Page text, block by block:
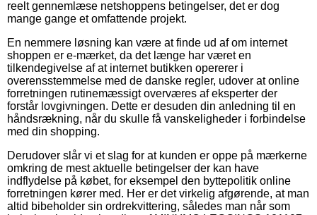
reelt gennemlæse netshoppens betingelser, det er dog
mange gange et omfattende projekt.
En nemmere løsning kan være at finde ud af om internet
shoppen er e-mærket, da det længe har været en
tilkendegivelse af at internet butikken opererer i
overensstemmelse med de danske regler, udover at online
forretningen rutinemæssigt overværes af eksperter der
forstår lovgivningen. Dette er desuden din anledning til en
håndsrækning, når du skulle få vanskeligheder i forbindelse
med din shopping.
Derudover slår vi et slag for at kunden er oppe på mærkerne
omkring de mest aktuelle betingelser der kan have
indflydelse på købet, for eksempel den byttepolitik online
forretningen kører med. Her er det virkelig afgørende, at man
altid bibeholder sin ordrekvittering, således man når som